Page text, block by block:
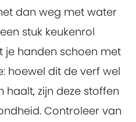
dan weg met water
stuk keukenrol
je handen schoen met
hoewel dit de verf wel
haalt, zijn deze stoffen
Controleer van